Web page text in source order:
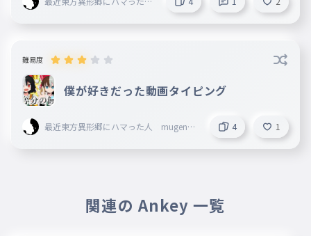
あ
それではマニアックなみなさま
043 あ
044 あ
おじさん、とけいやだから、なおせないとけいないから
難易度
僕が好きだった動画タイピング
最近東方異形郷にハマった人 mugenn
4 1
関連の Ankey 一覧